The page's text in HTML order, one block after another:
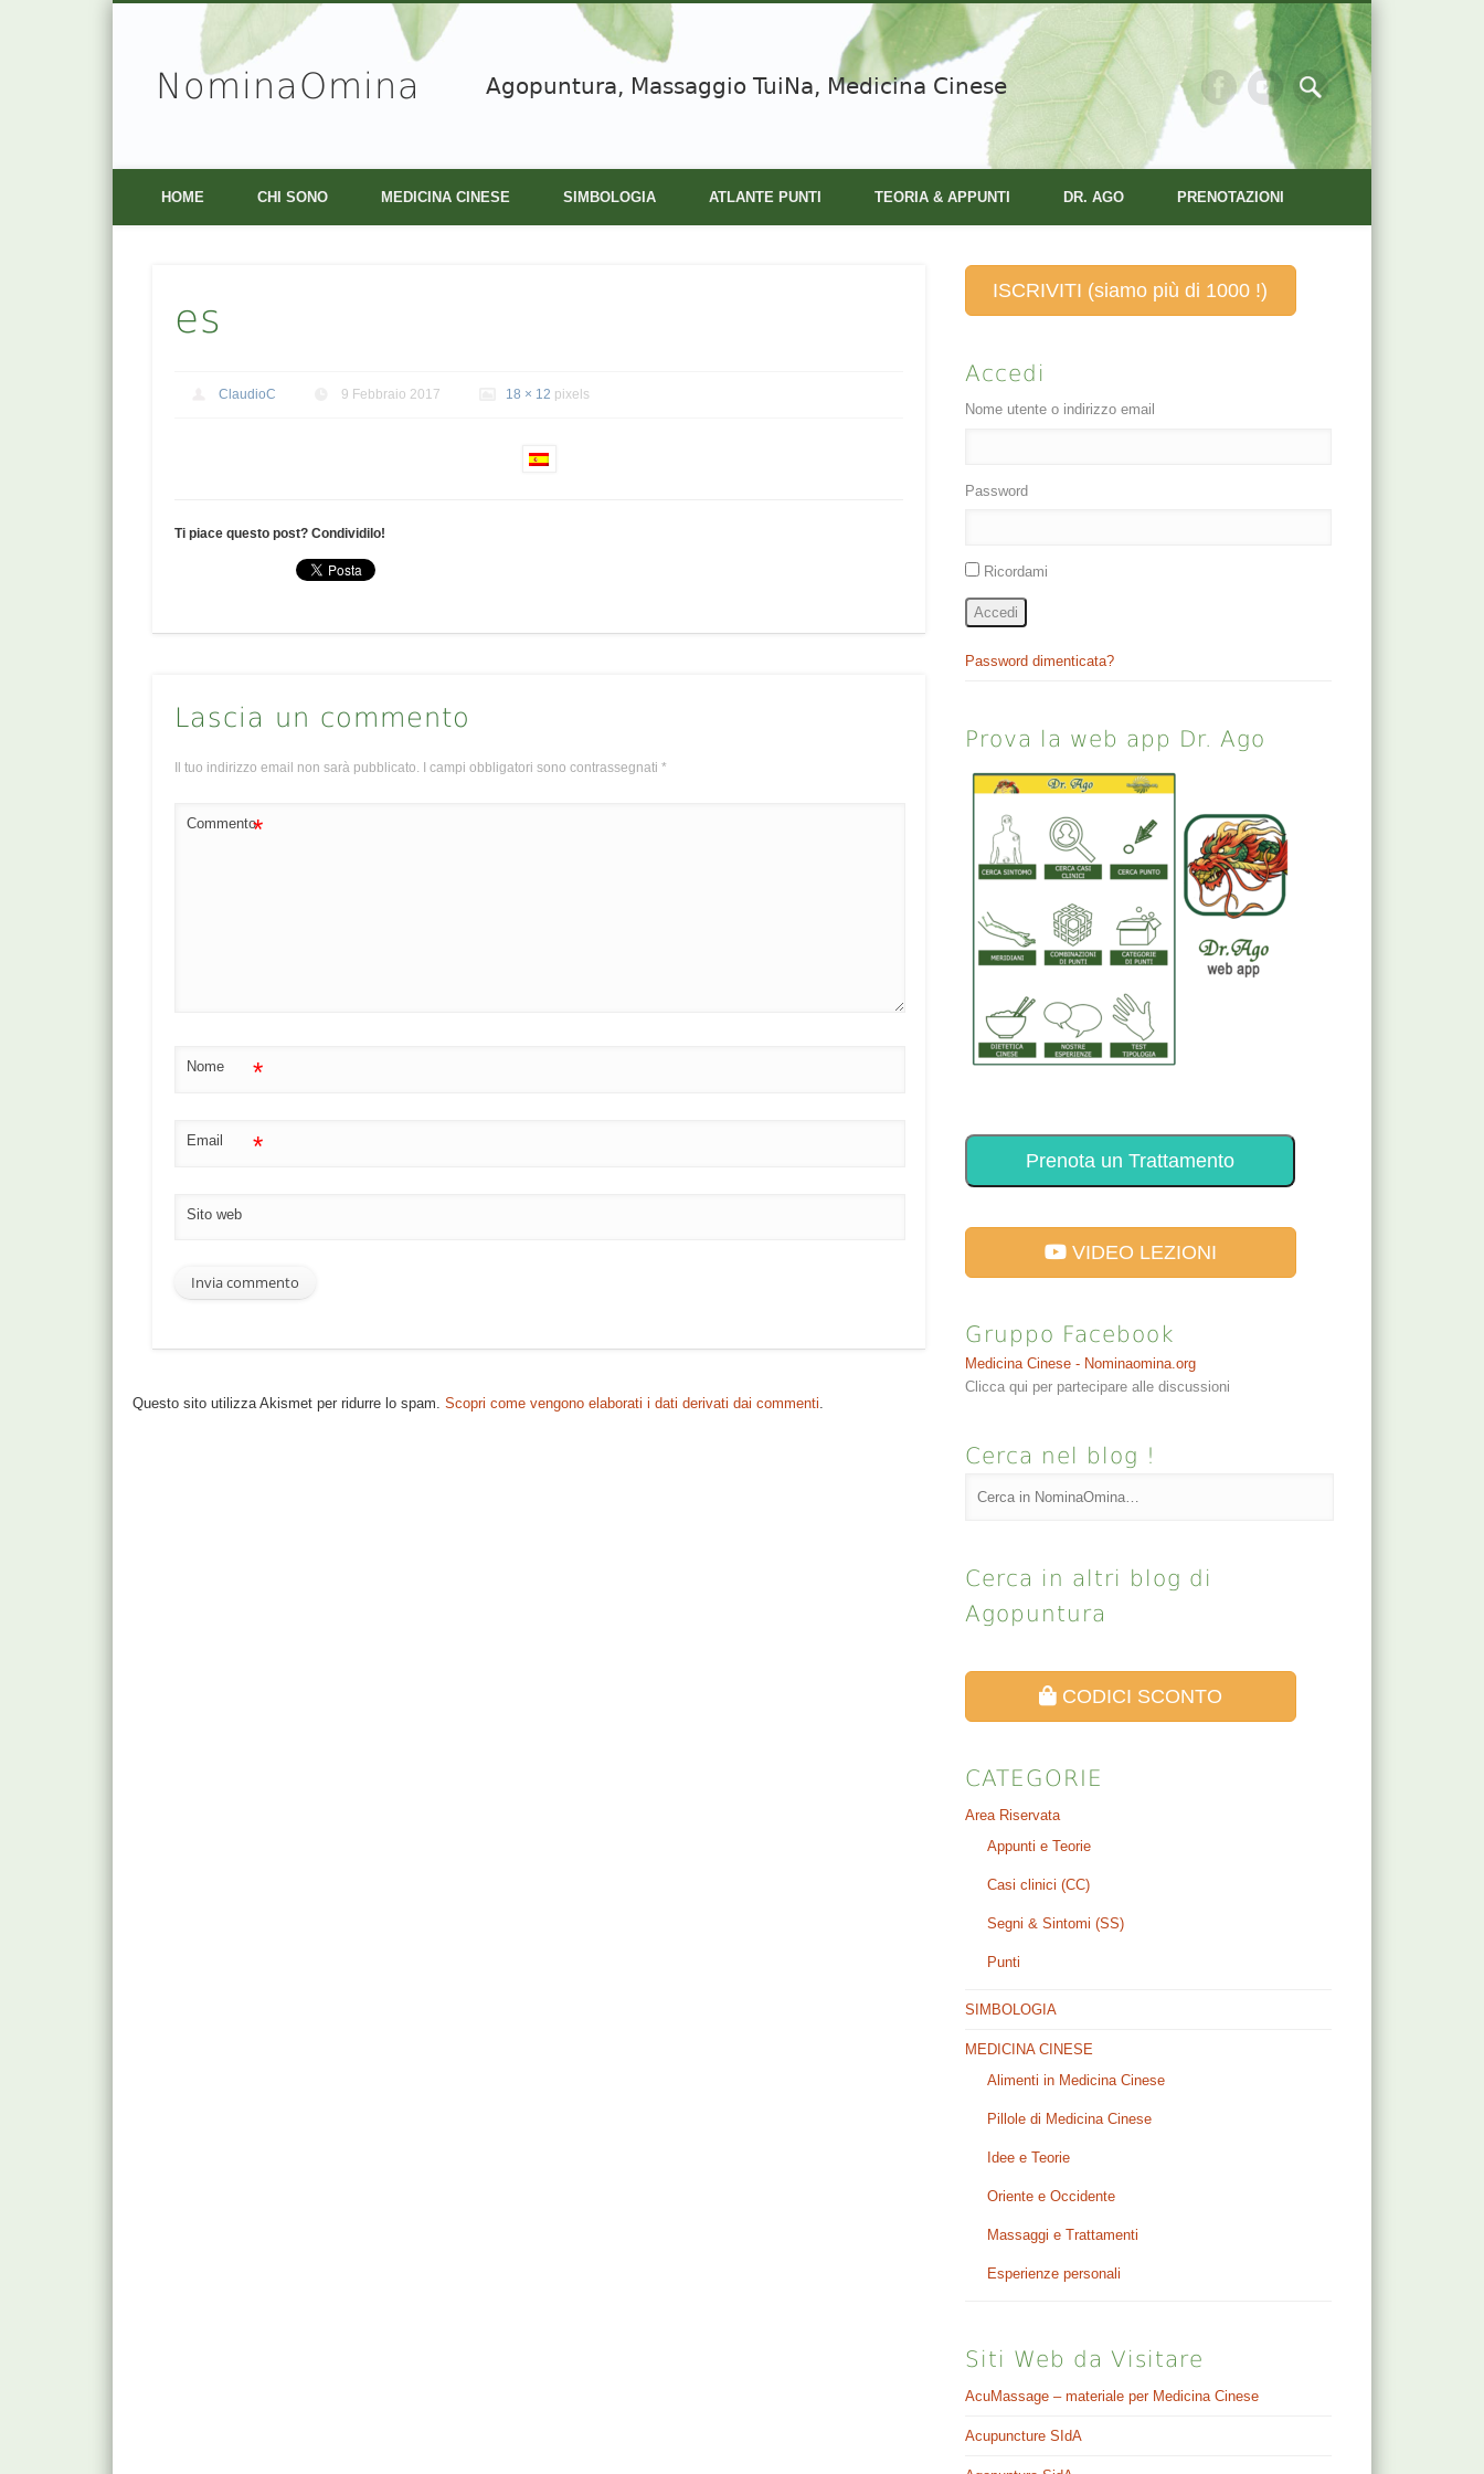
NominaOmina Agopuntura, Massaggio TuiNa, Medicina Cinese
Vimeo
HOME CHI SONO MEDICINA CINESE SIMBOLOGIA ATLANTE PUNTI TEORIA & APPUNTI DR. AGO PRENOTAZIONI
es
ClaudioC 9 Febbraio 2017 18 × 12 pixels
Ti piace questo post? Condividilo!
Lascia un commento
Il tuo indirizzo email non sarà pubblicato. I campi obbligatori sono contrassegnati*
Commento*
Nome *
Email *
Sito web
Questo sito utilizza Akismet per ridurre lo spam.Scopri come vengono elaborati i dati derivati dai commenti
ISCRIVITI (siamo più di 1000 !)
Accedi
Nome utente o indirizzo email
Password
Ricordami
Accedi
Password dimenticata?
Prova la web app Dr. Ago
Prenota un Trattamento
VIDEO LEZIONI
Gruppo Facebook
Medicina Cinese - Nominaomina.org
Clicca qui per partecipare alle discussioni
Cerca nel blog !
Cerca in altri blog di
Agopuntura
CODICI SCONTO
CATEGORIE
Area Riservata
Appunti e Teorie
Casi clinici (CC)
Segni & Sintomi (SS)
Punti
SIMBOLOGIA
MEDICINA CINESE
Alimenti in Medicina Cinese
Pillole di Medicina Cinese
Idee e Teorie
Oriente e Occidente
Massaggi e Trattamenti
Esperienze personali
Siti Web da Visitare
AcuMassage – materiale per Medicina Cinese
Acupuncture SIdA